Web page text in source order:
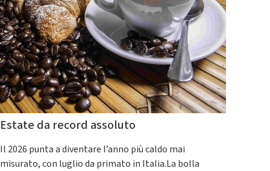
Estate da record assoluto
Il 2026 punta a diventare l’anno più caldo mai
misurato, con luglio da primato in Italia.La bolla